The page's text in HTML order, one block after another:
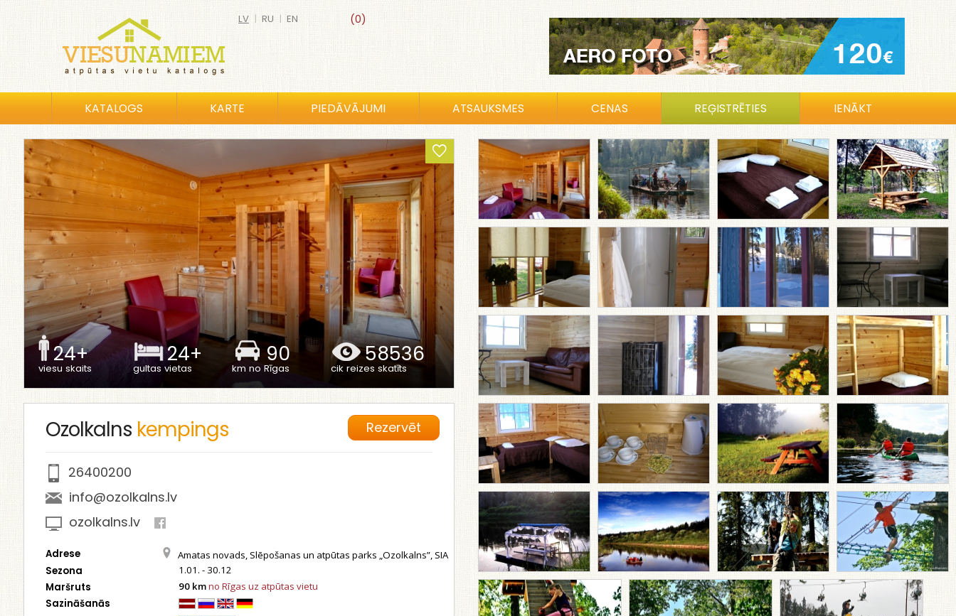
(0)
LV | RU | EN
KATALOGS KARTE PIEDĀVĀJUMI ATSAUKSMES CENAS REĢISTRĒTIES IENĀKT
24+
viesu skaits
24+
gultas vietas
90
km no Rīgas
58536
cik reizes skatīts
Ozolkalns kempings Rezervēt
26400200
info@ozolkalns.lv
ozolkalns.lv
Adrese Amatas novads, Slēpošanas un atpūtas parks „Ozolkalns”, SIA
Sezona 1.01. - 30.12
Maršruts 90 kmno Rīgas uz atpūtas vietu
Sazināšanās